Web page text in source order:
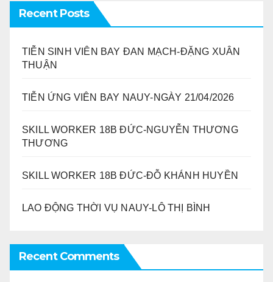
Recent Posts
TIỄN SINH VIÊN BAY ĐAN MẠCH-ĐẶNG XUÂN
THUẬN
TIỄN ỨNG VIÊN BAY NAUY-NGÀY 21/04/2026
SKILL WORKER 18B ĐỨC-NGUYỄN THƯƠNG
THƯƠNG
SKILL WORKER 18B ĐỨC-ĐỖ KHÁNH HUYỀN
LAO ĐỘNG THỜI VỤ NAUY-LÔ THỊ BÌNH
Recent Comments